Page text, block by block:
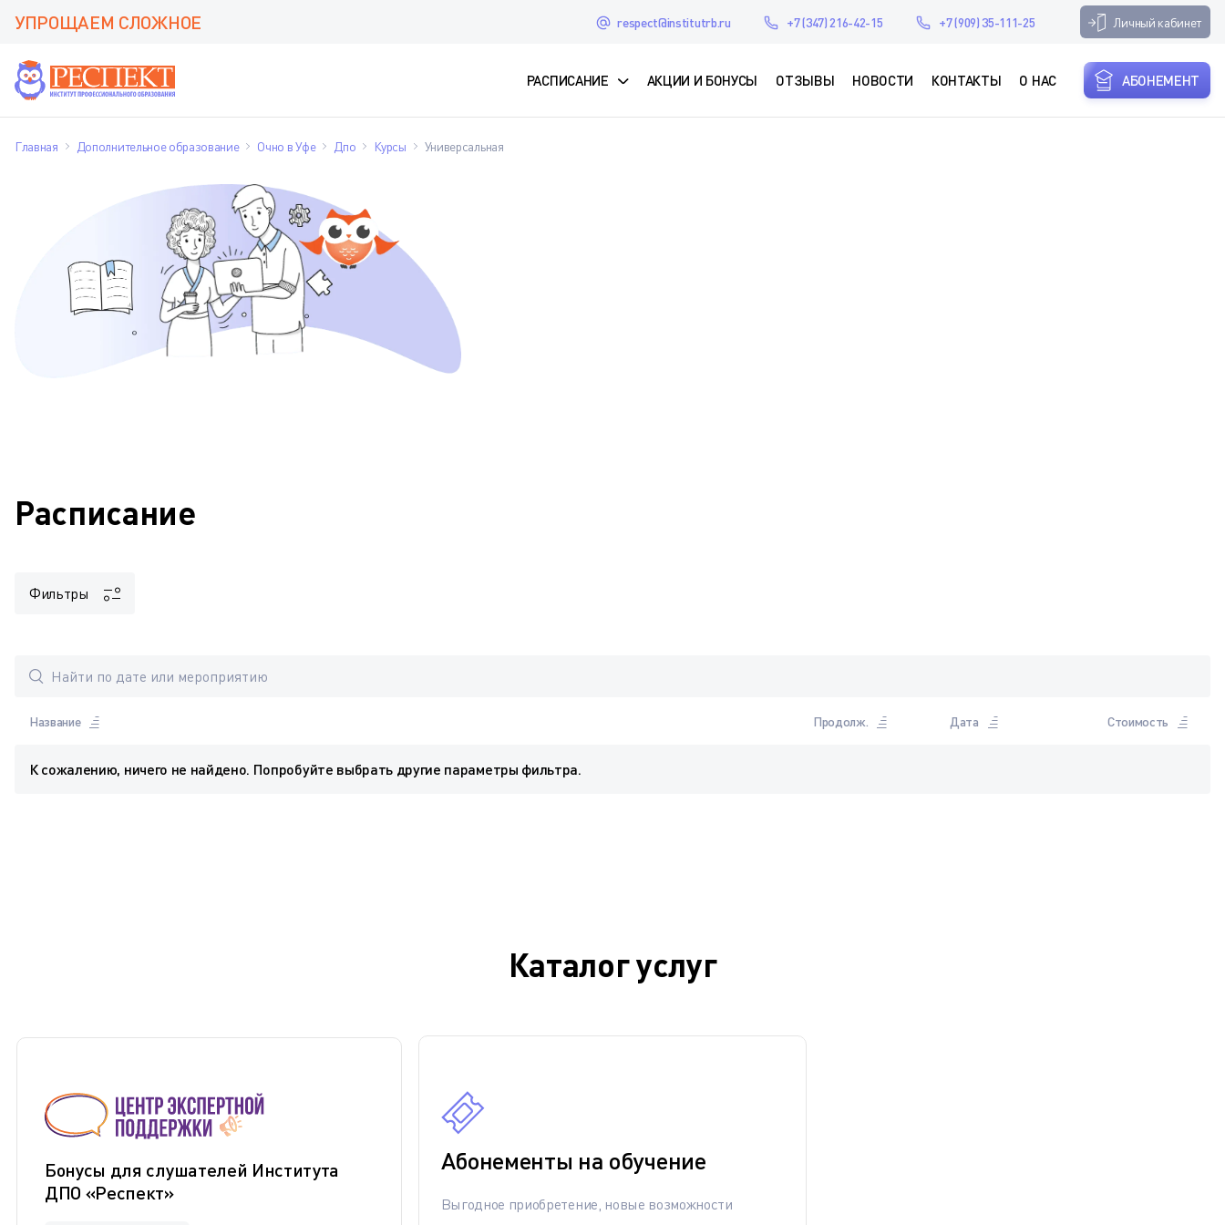
УПРОЩАЕМ СЛОЖНОЕ respect@institutrb.ru +7 (347) 216-42-15 +7 (909) 35-111-25 Личный кабинет
РАСПИСАНИЕ АКЦИИ И БОНУСЫ ОТЗЫВЫ НОВОСТИ КОНТАКТЫ О НАС АБОНЕМЕНТ
Главная Дополнительное образование Очно в Уфе Дпо Курсы Универсальная
Расписание
Фильтры
Название Продолж. Дата Стоимость
К сожалению, ничего не найдено. Попробуйте выбрать другие параметры фильтра.
Каталог услуг
Бонусы для слушателей Института
ДПО «Респект»
Абонементы на обучение
Выгодное приобретение, новые возможности